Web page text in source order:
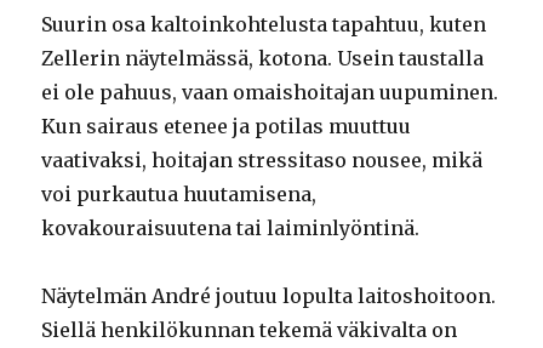
Suurin osa kaltoinkohtelusta tapahtuu, kuten
Zellerin näytelmässä, kotona. Usein taustalla
ei ole pahuus, vaan omaishoitajan uupuminen.
Kun sairaus etenee ja potilas muuttuu
vaativaksi, hoitajan stressitaso nousee, mikä
voi purkautua huutamisena,
kovakouraisuutena tai laiminlyöntinä.
Näytelmän André joutuu lopulta laitoshoitoon.
Siellä henkilökunnan tekemä väkivalta on